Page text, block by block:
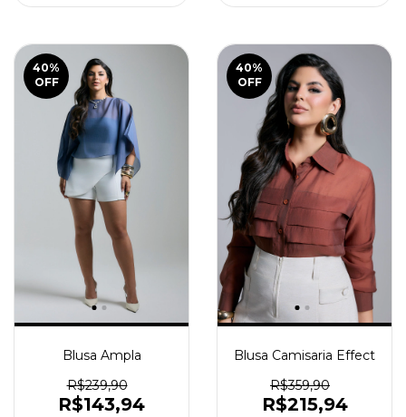
40%
OFF
Blusa Ampla
R$239,90
R$143,94
40%
OFF
Blusa Camisaria Effect
R$359,90
R$215,94